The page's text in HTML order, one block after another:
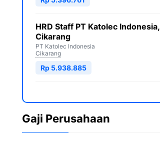
HRD Staff PT Katolec Indonesia,
Cikarang
PT Katolec Indonesia
Cikarang
Rp 5.938.885
Gaji Perusahaan